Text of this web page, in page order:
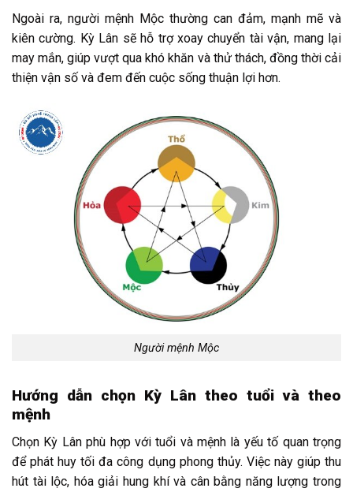
Ngoài ra, người mệnh Mộc thường can đảm, mạnh mẽ và
kiên cường. Kỳ Lân sẽ hỗ trợ xoay chuyển tài vận, mang lại
may mắn, giúp vượt qua khó khăn và thử thách, đồng thời cải
thiện vận số và đem đến cuộc sống thuận lợi hơn.
Người mệnh Mộc
Hướng dẫn chọn Kỳ Lân theo tuổi và theo
mệnh
Chọn Kỳ Lân phù hợp với tuổi và mệnh là yếu tố quan trọng
để phát huy tối đa công dụng phong thủy. Việc này giúp thu
hút tài lộc, hóa giải hung khí và cân bằng năng lượng trong